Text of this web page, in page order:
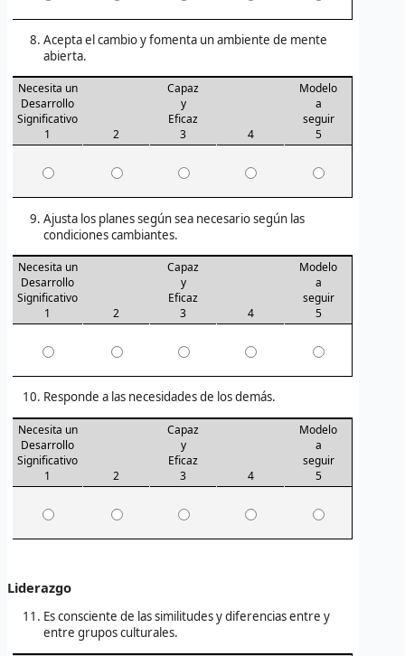
Acepta el cambio y fomenta un ambiente de mente
abierta.
Necesita un
Desarrollo
Significativo
1
2
Capaz
y
Eficaz
3
4
Modelo
a
seguir
5
Ajusta los planes según sea necesario según las
condiciones cambiantes.
Necesita un
Desarrollo
Significativo
1
2
Capaz
y
Eficaz
3
4
Modelo
a
seguir
5
Responde a las necesidades de los demás.
Necesita un
Desarrollo
Significativo
1
2
Capaz
y
Eficaz
3
4
Modelo
a
seguir
5
Liderazgo
Es consciente de las similitudes y diferencias entre y
entre grupos culturales.